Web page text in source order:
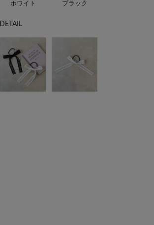
ホワイト ブラック
DETAIL